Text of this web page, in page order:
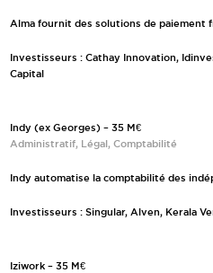
Alma fournit des solutions de paiement
Investisseurs : Cathay Innovation,
Capital
Indy (ex Georges) – 35 M€
Administratif, Légal, Comptabilité
Indy automatise la comptabilité des
Investisseurs : Singular, Alven, Kerala
Iziwork – 35 M€